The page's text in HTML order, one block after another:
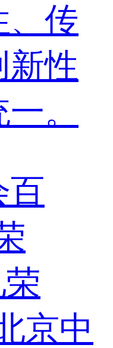
、传
新性
。
百
京中